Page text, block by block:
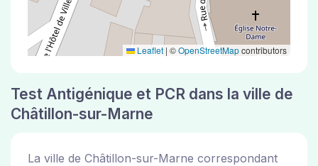
Leaflet | ©OpenStreetMapcontributors
Test Antigénique et PCR dans la ville de
Châtillon-sur-Marne
La ville de Châtillon-sur-Marne correspondant